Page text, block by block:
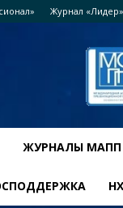
Журнал «Лидер»
ЖУРНАЛЫ МАПП